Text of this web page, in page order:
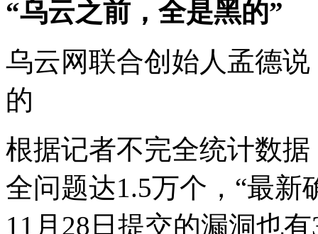
“乌云之前，全是黑的”
乌云网联合创始人孟德
的
根据记者不完全统计数
全问题达1.5万个，“最新
11月28日提交的漏洞也